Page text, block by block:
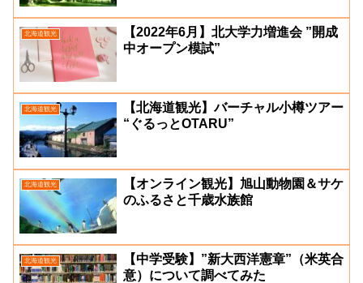
北海道観光
【2022年6月】北大学力増進会 ”開成
中オープン模試”
北海道観光
【北海道観光】バーチャル小樽ツアー
“ぐるっとOTARU”
北海道観光
【オンライン観光】旭山動物園＆サケ
のふるさと千歳水族館
北海道観光
【中学受験】”新大西洋憲章”（米英合
意）について調べてみた